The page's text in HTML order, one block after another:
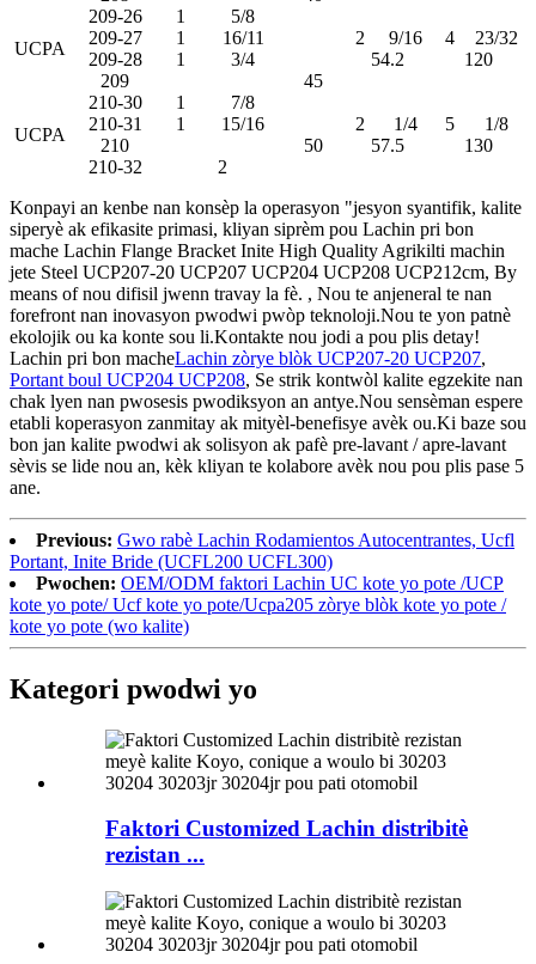
UCPA
209-26 1
5/8
209-27
1 16/11 2 9/16 4
23/32
209-28
1 3/4 54.2
120
209
45
UCPA
210-30 1
7/8
210-31
1 15/16 2 1/4 5
1/8
210
50 57.5
130
210-32
2
Konpayi an kenbe nan konsèp la operasyon "jesyon syantifik, kalite
siperyè ak efikasite primasi, kliyan siprèm pou Lachin pri bon
mache Lachin Flange Bracket Inite High Quality Agrikilti machin
jete Steel UCP207-20 UCP207 UCP204 UCP208 UCP212cm, By
means of nou difisil jwenn travay la fè. , Nou te anjeneral te nan
forefront nan inovasyon pwodwi pwòp teknoloji.Nou te yon patnè
ekolojik ou ka konte sou li.Kontakte nou jodi a pou plis detay!
Lachin pri bon macheLachin zòrye blòk UCP207-20 UCP207,
Portant boul UCP204 UCP208, Se strik kontwòl kalite egzekite nan
chak lyen nan pwosesis pwodiksyon an antye.Nou sensèman espere
etabli koperasyon zanmitay ak mityèl-benefisye avèk ou.Ki baze sou
bon jan kalite pwodwi ak solisyon ak pafè pre-lavant / apre-lavant
sèvis se lide nou an, kèk kliyan te kolabore avèk nou pou plis pase 5
ane.
Previous: Gwo rabè Lachin Rodamientos Autocentrantes, Ucfl
Portant, Inite Bride (UCFL200 UCFL300)
Pwochen: OEM/ODM faktori Lachin UC kote yo pote /UCP
kote yo pote/ Ucf kote yo pote/Ucpa205 zòrye blòk kote yo pote /
kote yo pote (wo kalite)
Kategori pwodwi yo
Faktori Customized Lachin distribitè
rezistan ...